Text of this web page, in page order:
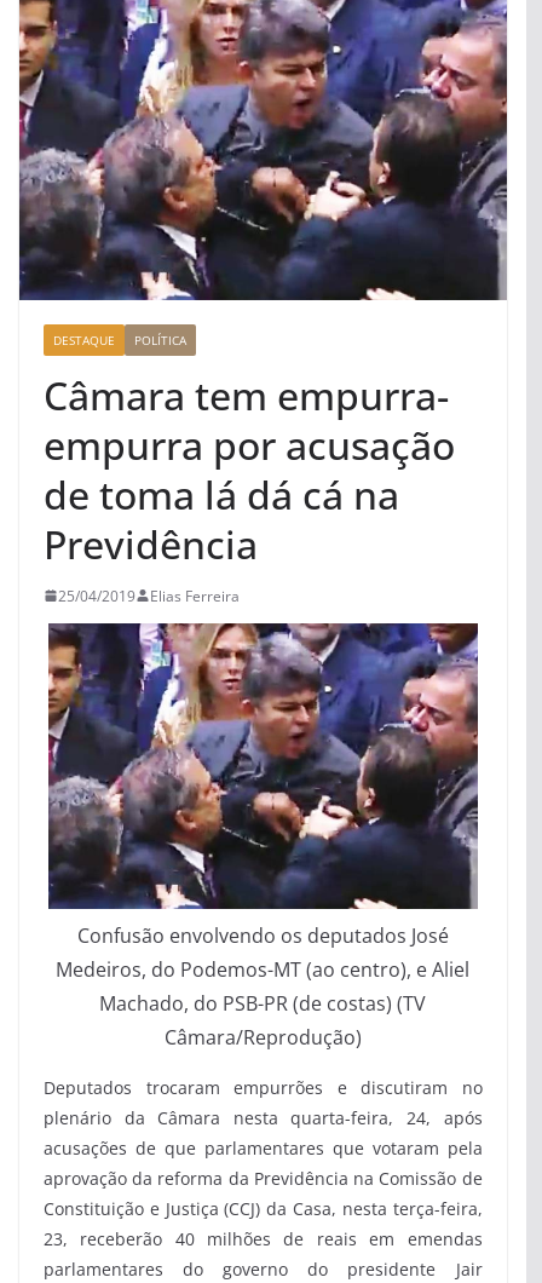
DESTAQUE POLÍTICA
Câmara tem empurra-
empurra por acusação
de toma lá dá cá na
Previdência
25/04/2019 Elias Ferreira
Confusão envolvendo os deputados José
Medeiros, do Podemos-MT (ao centro), e Aliel
Machado, do PSB-PR (de costas) (TV
Câmara/Reprodução)
Deputados trocaram empurrões e discutiram no
plenário da Câmara nesta quarta-feira, 24, após
acusações de que parlamentares que votaram pela
aprovação da reforma da Previdência na Comissão de
Constituição e Justiça (CCJ) da Casa, nesta terça-feira,
23, receberão 40 milhões de reais em emendas
parlamentares do governo do presidente Jair